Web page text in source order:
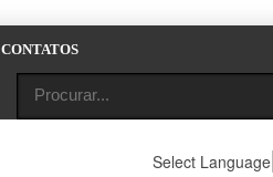
CONTATOS
Select Language